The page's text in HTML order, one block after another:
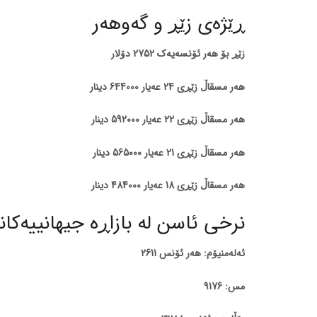
ڕێژەی زێڕ و گەوهەر
زێڕ بۆ هەر ئۆنسەیەک 2752 دۆلار
هەر مسقاڵ زێڕی 24 عەیار 644000 دینار
هەر مسقاڵ زێڕی 22 عەیار 592000 دینار
هەر مسقاڵ زێڕی 21 عەیار 565000 دینار
هەر مسقاڵ زێڕی 18 عەیار 484000 دینار
نرخی ئاسن لە بازاڕە
ئەلەمنیۆم: هەر ئۆنس 2611
مس: 9176